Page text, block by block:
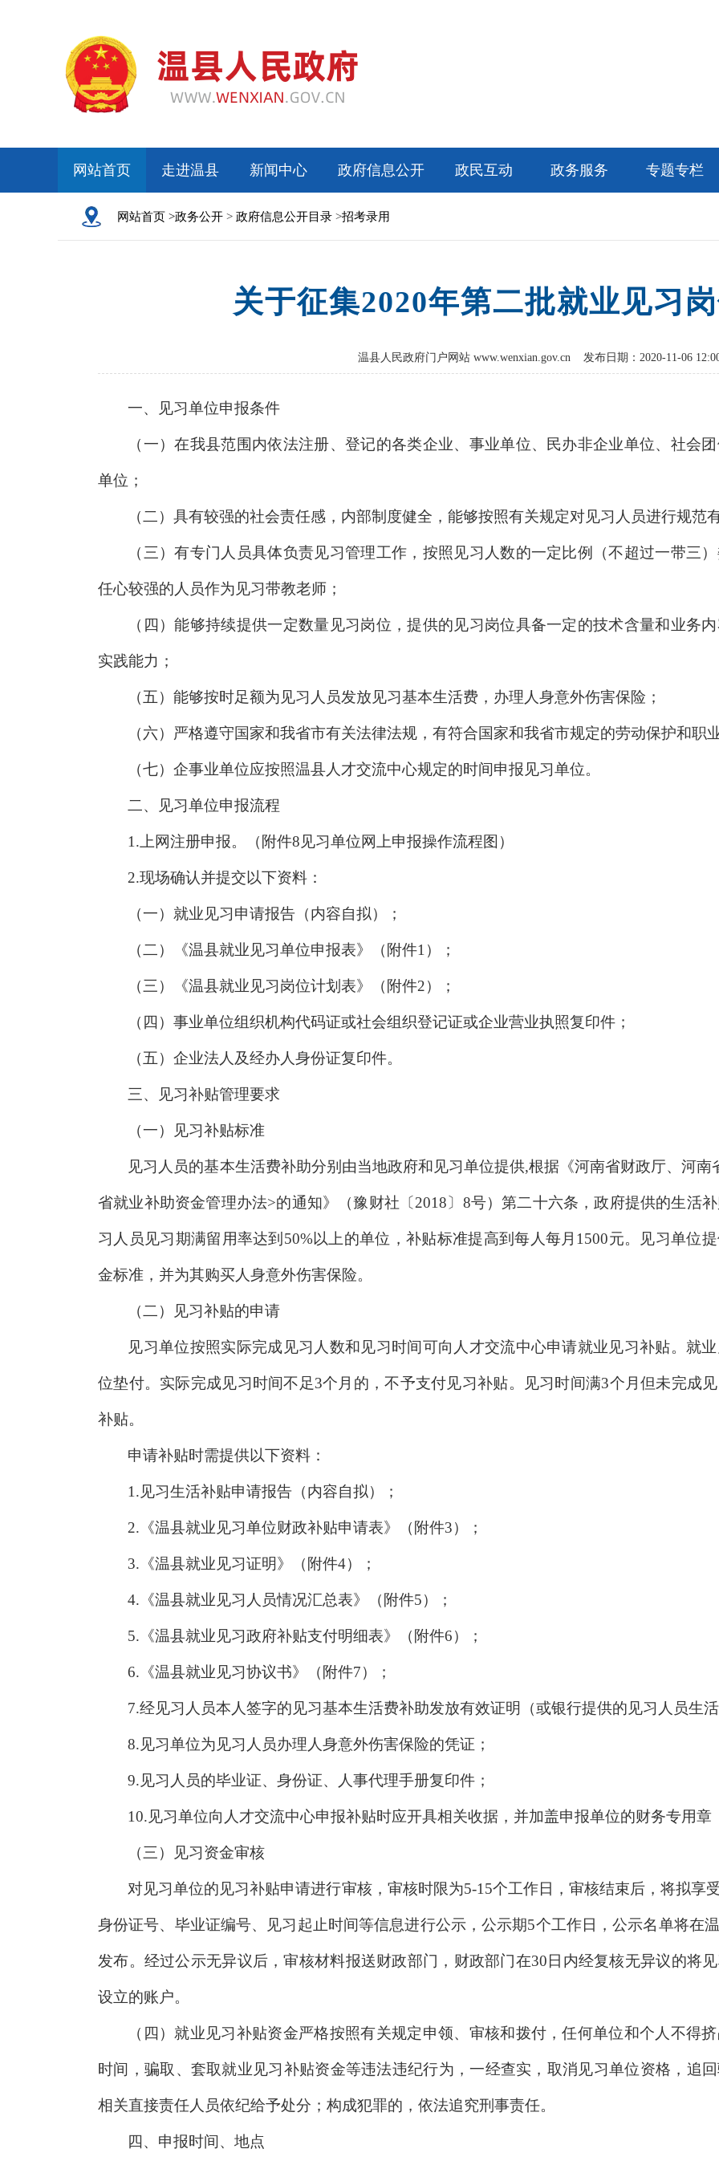
网站首页 走进温县 新闻中心 政府信息公开 政民互动 政务服务 专题专栏
网站首页 >政务公开 > 政府信息公开目录 >招考录用
关于征集2020年第二批就业见习
温县人民政府门户网站 www.wenxian.gov.cn 发布日期：2020-11-06
一、见习单位申报条件
（一）在我县范围内依法注册、登记的各类企业、事业单位、民办非企业单位、社会
单位；
（二）具有较强的社会责任感，内部制度健全，能够按照有关规定对见习人员进行规范
（三）有专门人员具体负责见习管理工作，按照见习人数的一定比例（不超过一带三
任心较强的人员作为见习带教老师；
（四）能够持续提供一定数量见习岗位，提供的见习岗位具备一定的技术含量和业务
实践能力；
（五）能够按时足额为见习人员发放见习基本生活费，办理人身意外伤害保险；
（六）严格遵守国家和我省市有关法律法规，有符合国家和我省市规定的劳动保护和职
（七）企事业单位应按照温县人才交流中心规定的时间申报见习单位。
二、见习单位申报流程
1.上网注册申报。（附件8见习单位网上申报操作流程图）
2.现场确认并提交以下资料：
（一）就业见习申请报告（内容自拟）；
（二）《温县就业见习单位申报表》（附件1）；
（三）《温县就业见习岗位计划表》（附件2）；
（四）事业单位组织机构代码证或社会组织登记证或企业营业执照复印件；
（五）企业法人及经办人身份证复印件。
三、见习补贴管理要求
（一）见习补贴标准
见习人员的基本生活费补助分别由当地政府和见习单位提供,根据《河南省财政厅、河
省就业补助资金管理办法>的通知》（豫财社〔2018〕8号）第二十六条，政府提供的生活
习人员见习期满留用率达到50%以上的单位，补贴标准提高到每人每月1500元。见习单位
金标准，并为其购买人身意外伤害保险。
（二）见习补贴的申请
见习单位按照实际完成见习人数和见习时间可向人才交流中心申请就业见习补贴。就
位垫付。实际完成见习时间不足3个月的，不予支付见习补贴。见习时间满3个月但未完成
补贴。
申请补贴时需提供以下资料：
1.见习生活补贴申请报告（内容自拟）；
2.《温县就业见习单位财政补贴申请表》（附件3）；
3.《温县就业见习证明》（附件4）；
4.《温县就业见习人员情况汇总表》（附件5）；
5.《温县就业见习政府补贴支付明细表》（附件6）；
6.《温县就业见习协议书》（附件7）；
7.经见习人员本人签字的见习基本生活费补助发放有效证明（或银行提供的见习人员生
8.见习单位为见习人员办理人身意外伤害保险的凭证；
9.见习人员的毕业证、身份证、人事代理手册复印件；
10.见习单位向人才交流中心申报补贴时应开具相关收据，并加盖申报单位的财务专用章
（三）见习资金审核
对见习单位的见习补贴申请进行审核，审核时限为5-15个工作日，审核结束后，将拟享
身份证号、毕业证编号、见习起止时间等信息进行公示，公示期5个工作日，公示名单将在
发布。经过公示无异议后，审核材料报送财政部门，财政部门在30日内经复核无异议的将
设立的账户。
（四）就业见习补贴资金严格按照有关规定申领、审核和拨付，任何单位和个人不得
时间，骗取、套取就业见习补贴资金等违法违纪行为，一经查实，取消见习单位资格，追
相关直接责任人员依纪给予处分；构成犯罪的，依法追究刑事责任。
四、申报时间、地点